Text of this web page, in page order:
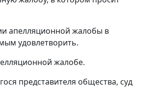
апелляционной жалобы в
удовлетворить.
жалобе.
представителя общества, суд